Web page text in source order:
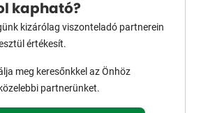
kapható?
kizárólag viszonteladó partnerein
értékesít.
meg keresőnkkel az Önhöz
partnerünket.